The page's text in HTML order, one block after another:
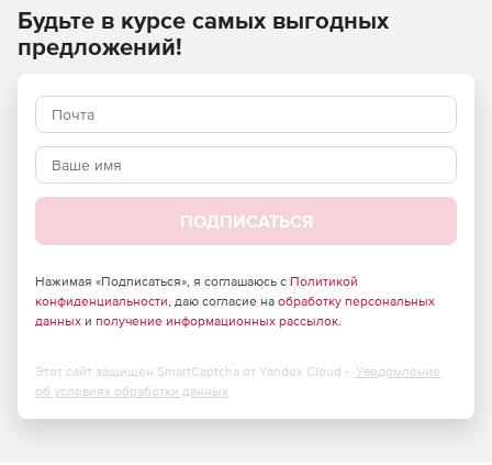
Будьте в курсе самых выгодных
предложений!
ПОДПИСАТЬСЯ
Нажимая «Подписаться», я соглашаюсь с Политикой
конфиденциальности, даю согласие на обработку персональных
данных и получение информационных рассылок.
Этот сайт защищен SmartCaptcha от Yandex Cloud - Уведомление
об условиях обработки данных